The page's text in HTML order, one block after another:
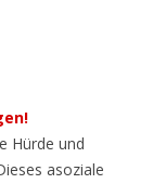
Hürde und
asoziale